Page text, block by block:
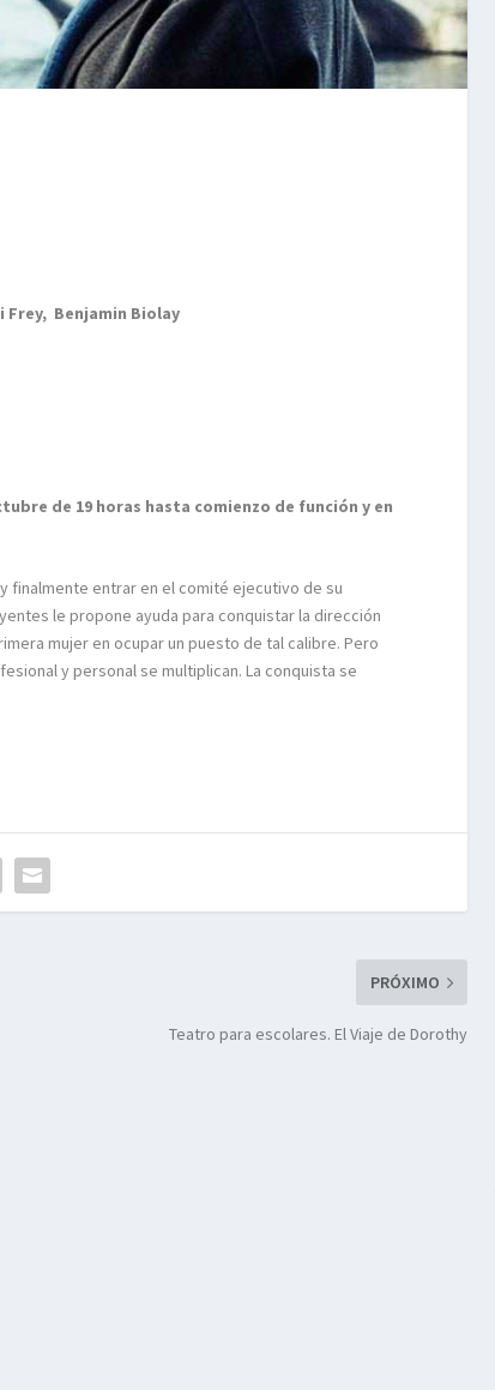
Frey, Benjamin Biolay
de 19 horas hasta comienzo de función y en
finalmente entrar en el comité ejecutivo de su
le propone ayuda para conquistar la dirección
mujer en ocupar un puesto de tal calibre. Pero
y personal se multiplican. La conquista se
PRÓXIMO
Teatro para escolares. El Viaje de Dorothy